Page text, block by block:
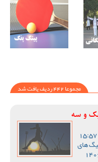
مجموعا 442 ردیف یافت شد
یک و سه
های
های کشور فصل 1405-1406